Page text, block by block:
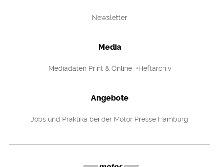
Newsletter
Media
Mediadaten Print & Online Heftarchiv
Angebote
Jobs und Praktika bei der Motor Presse Hamburg